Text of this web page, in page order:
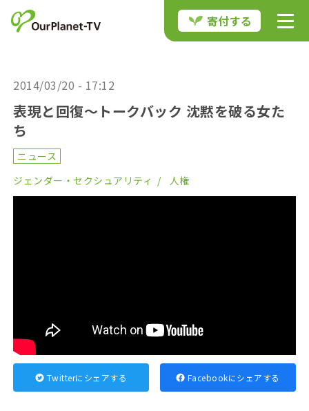
寄付する
2014/03/20 - 17:12
表現と回復～トークバック 沈黙を破る女た
ち
ニュース
ジェンダー・セクシュアリティ
人権
Twitterにシェアする Facebookにシェアする